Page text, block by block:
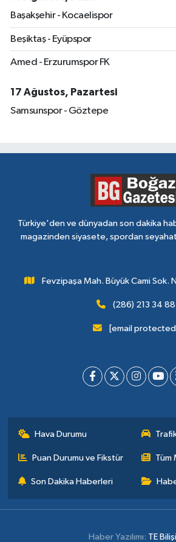
Başakşehir - Kocaelispor
Beşiktaş - Eyüpspor
Amed - Erzurumspor FK
17 Ağustos, Pazartesi
Samsunspor - Göztepe
Türkiye'den ve dünyadan son dakika
magazinden siyasete, spordan
Fevzipaşa Mah. Büyük Cami Sok.
(286) 213 34 88
[email
Hava Durumu
Puan Durumu ve Fikstür Tüm
Son Dakika Haberleri
Haber Yazılımı: TE